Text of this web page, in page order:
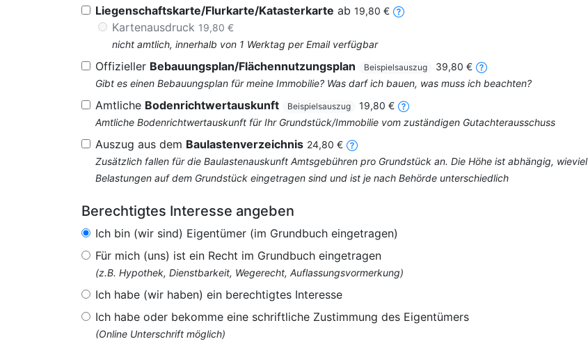
Liegenschaftskarte/Flurkarte/Katasterkarte ab 19,80 €
Kartenausdruck 19,80 €
nicht amtlich, innerhalb von 1 Werktag per Email verfügbar
Offizieller Bebauungsplan/Flächennutzungsplan Beispielsauszug
39,80 €
Gibt es einen Bebauungsplan für meine Immobilie? Was darf ich bauen, was muss ich beachten?
Amtliche Bodenrichtwertauskunft Beispielsauszug
19,80 €
Amtliche Bodenrichtwertauskunft für Ihr Grundstück/Immobilie vom zuständigen Gutachterausschuss
Auszug aus dem Baulastenverzeichnis 24,80 €
Zusätzlich fallen für die Baulastenauskunft Amtsgebühren pro Grundstück an. Die Höhe ist abhängig, wieviel
Belastungen auf dem Grundstück eingetragen sind und ist je nach Behörde unterschiedlich
Berechtigtes Interesse angeben
Ich bin (wir sind) Eigentümer (im Grundbuch eingetragen)
Für mich (uns) ist ein Recht im Grundbuch eingetragen
(z.B. Hypothek, Dienstbarkeit, Wegerecht, Auflassungsvormerkung)
Ich habe (wir haben) ein berechtigtes Interesse
Ich habe oder bekomme eine schriftliche Zustimmung des Eigentümers
(Online Unterschrift möglich)